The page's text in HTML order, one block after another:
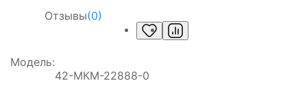
Отзывы(0)
Модель:
42-МКМ-22888-0